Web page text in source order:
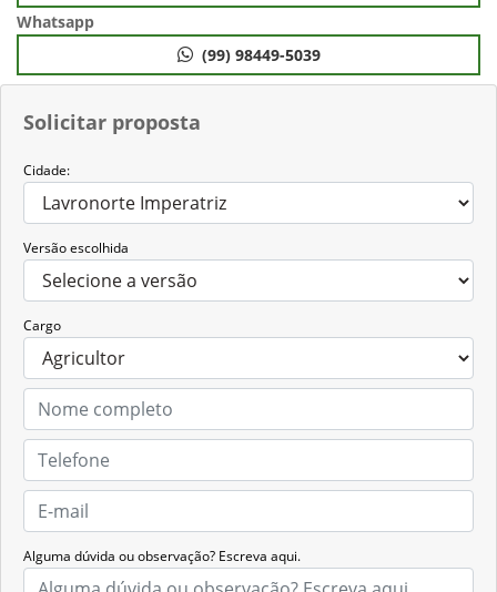
Solicitar proposta
Cidade:
Versão escolhida
Cargo
Alguma dúvida ou observação? Escreva aqui.
Whatsapp
(99) 98449-5039